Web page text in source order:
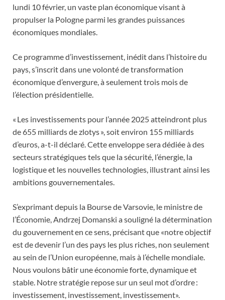
lundi 10 février, un vaste plan économique visant à
propulser la Pologne parmi les grandes puissances
économiques mondiales.
Ce programme d’investissement, inédit dans l’histoire du
pays, s’inscrit dans une volonté de transformation
économique d’envergure, à seulement trois mois de
l’élection présidentielle.
« Les investissements pour l’année 2025 atteindront plus
de 655 milliards de zlotys », soit environ 155 milliards
d’euros, a-t-il déclaré. Cette enveloppe sera dédiée à des
secteurs stratégiques tels que la sécurité, l’énergie, la
logistique et les nouvelles technologies, illustrant ainsi les
ambitions gouvernementales.
S’exprimant depuis la Bourse de Varsovie, le ministre de
l’Économie, Andrzej Domanski a souligné la détermination
du gouvernement en ce sens, précisant que «notre objectif
est de devenir l’un des pays les plus riches, non seulement
au sein de l’Union européenne, mais à l’échelle mondiale.
Nous voulons bâtir une économie forte, dynamique et
stable. Notre stratégie repose sur un seul mot d’ordre :
investissement, investissement, investissement».